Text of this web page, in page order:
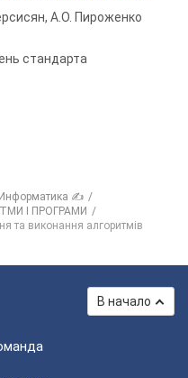
А.О. Пироженко
стандарта
Информатика ✍
І ПРОГРАМИ
та виконання алгоритмів
В начало